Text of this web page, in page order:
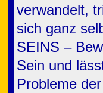
verwandelt,
sich ganz
SEINS –
Sein und
Probleme